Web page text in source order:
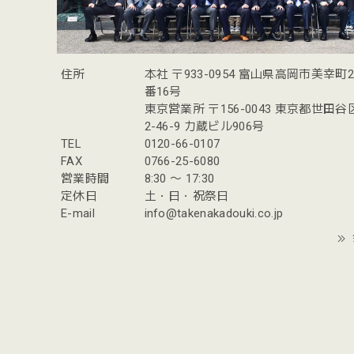
住所
本社 〒933-0954 富山県高岡市美幸町
番16号
東京営業所 〒156-0043 東京都世田谷
2-46-9 力蔵ビル906号
TEL
0120-66-0107
FAX
0766-25-6080
営業時間
8:30 〜 17:30
定休日
土・日・祝祭日
E-mail
info@takenakadouki.co.jp